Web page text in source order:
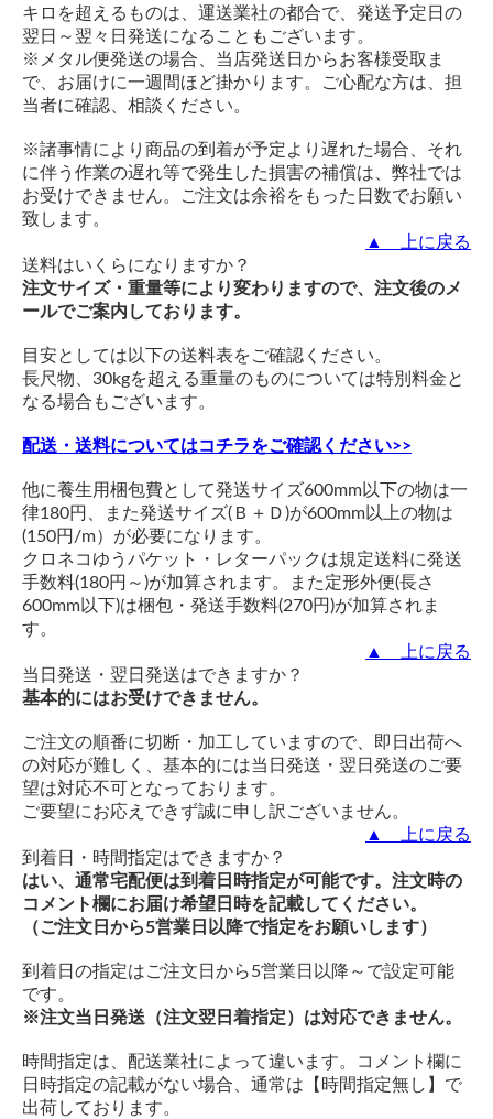
キロを超えるものは、運送業社の都合で、発送予定日の
翌日～翌々日発送になることもございます。
※メタル便発送の場合、当店発送日からお客様受取ま
で、お届けに一週間ほど掛かります。ご心配な方は、担
当者に確認、相談ください。
※諸事情により商品の到着が予定より遅れた場合、それ
に伴う作業の遅れ等で発生した損害の補償は、弊社では
お受けできません。ご注文は余裕をもった日数でお願い
致します。
▲ 上に戻る
送料はいくらになりますか？
注文サイズ・重量等により変わりますので、注文後のメ
ールでご案内しております。
目安としては以下の送料表をご確認ください。
長尺物、30kgを超える重量のものについては特別料金と
なる場合もございます。
配送・送料についてはコチラをご確認ください>>
他に養生用梱包費として発送サイズ600mm以下の物は一
律180円、また発送サイズ(Ｂ＋Ｄ)が600mm以上の物は
(150円/m）が必要になります。
クロネコゆうパケット・レターパックは規定送料に発送
手数料(180円～)が加算されます。また定形外便(長さ
600mm以下)は梱包・発送手数料(270円)が加算されま
す。
▲ 上に戻る
当日発送・翌日発送はできますか？
基本的にはお受けできません。
ご注文の順番に切断・加工していますので、即日出荷へ
の対応が難しく、基本的には当日発送・翌日発送のご要
望は対応不可となっております。
ご要望にお応えできず誠に申し訳ございません。
▲ 上に戻る
到着日・時間指定はできますか？
はい、通常宅配便は到着日時指定が可能です。注文時の
コメント欄にお届け希望日時を記載してください。
（ご注文日から5営業日以降で指定をお願いします）
到着日の指定はご注文日から5営業日以降～で設定可能
です。
※注文当日発送（注文翌日着指定）は対応できません。
時間指定は、配送業社によって違います。コメント欄に
日時指定の記載がない場合、通常は【時間指定無し】で
出荷しております。